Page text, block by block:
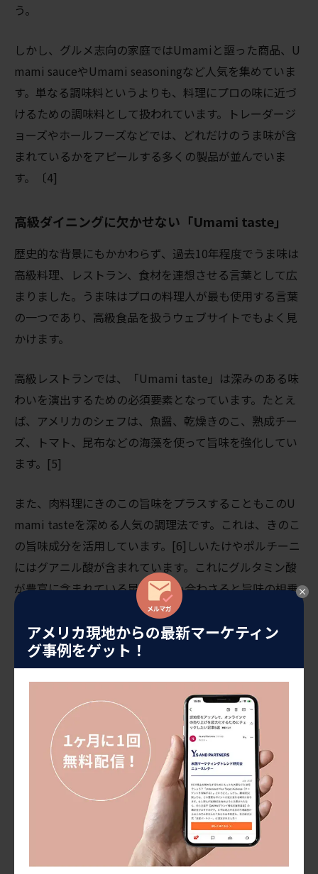
アメリカ現地からの最新マーケティン
グ事例をゲット！
う。
しかし、グルメ志向の家庭ではUmamiと謳った商品、U
mami sauceやUmami seasoningなど人気を集めていま
す。単なる調味料というよりも、料理にプロの味に近づ
けるための調味料として扱われています。トレーダージ
ョーズやホールフーズなどでは、どれだけのうま味が含
まれているかをアピールする多くの製品が並んでいま
す。〔4]
高級ダイニングに欠かせない「Umami taste」
歴史的な背景にもかかわらず、過去10年程度でうま味は
高級料理、レストラン、食材を連想させる言葉として広
まりました。うま味はプロの料理人が最も使用する言葉
の一つであり、高級食品を扱うウェブサイトでもよく見
かけます。
高級レストランでは、「Umami taste」は深みのある味
わいを演出するための必須要素となっています。たとえ
ば、アメリカのシェフは、魚醤、乾燥きのこ、熟成チー
ズ、トマト、昆布などの海藻を使って旨味を強化してい
ます。[5]
また、肉料理にきのこの旨味をプラスすることもこのU
mami tasteを深める人気の調理法です。これは、きのこ
の旨味成分を活用しています。[6]しいたけやポルチーニ
にはグアニル酸が含まれています。これにグルタミン酸
が豊富に含まれている昆布を組み合わさると旨味の相乗
広がる食トレンド：「
ル)」
アメリカの一部の地域では、うま味を簡単な方法でレス
トランのメニューに取り入れ始めています。それが「う
ま味ボウル」です。アメリカ人がよく知っているアサイ
ボウルのように、うまみのある食材を使って作られま
うま味ボウルは通常、ご飯の上に肉、チーズ、特定の野
菜などのうまみのある食材をトッピングしています。海